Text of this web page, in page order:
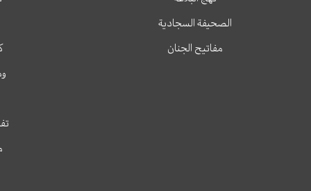
الصحيفة السجادية
مفاتيح الجنان